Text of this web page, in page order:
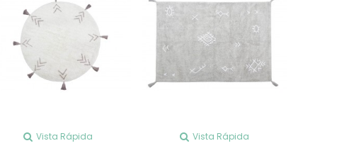
Vista Rápida Vista Rápida